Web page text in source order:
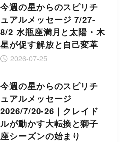
今週の星からのスピリチ
ュアルメッセージ 7/27-
8/2 水瓶座満月と太陽・木
星が促す解放と自己変革
2026-07-25
今週の星からのスピリチ
ュアルメッセージ
2026/7/20-26｜クレイド
ルが動かす大転換と獅子
座シーズンの始まり